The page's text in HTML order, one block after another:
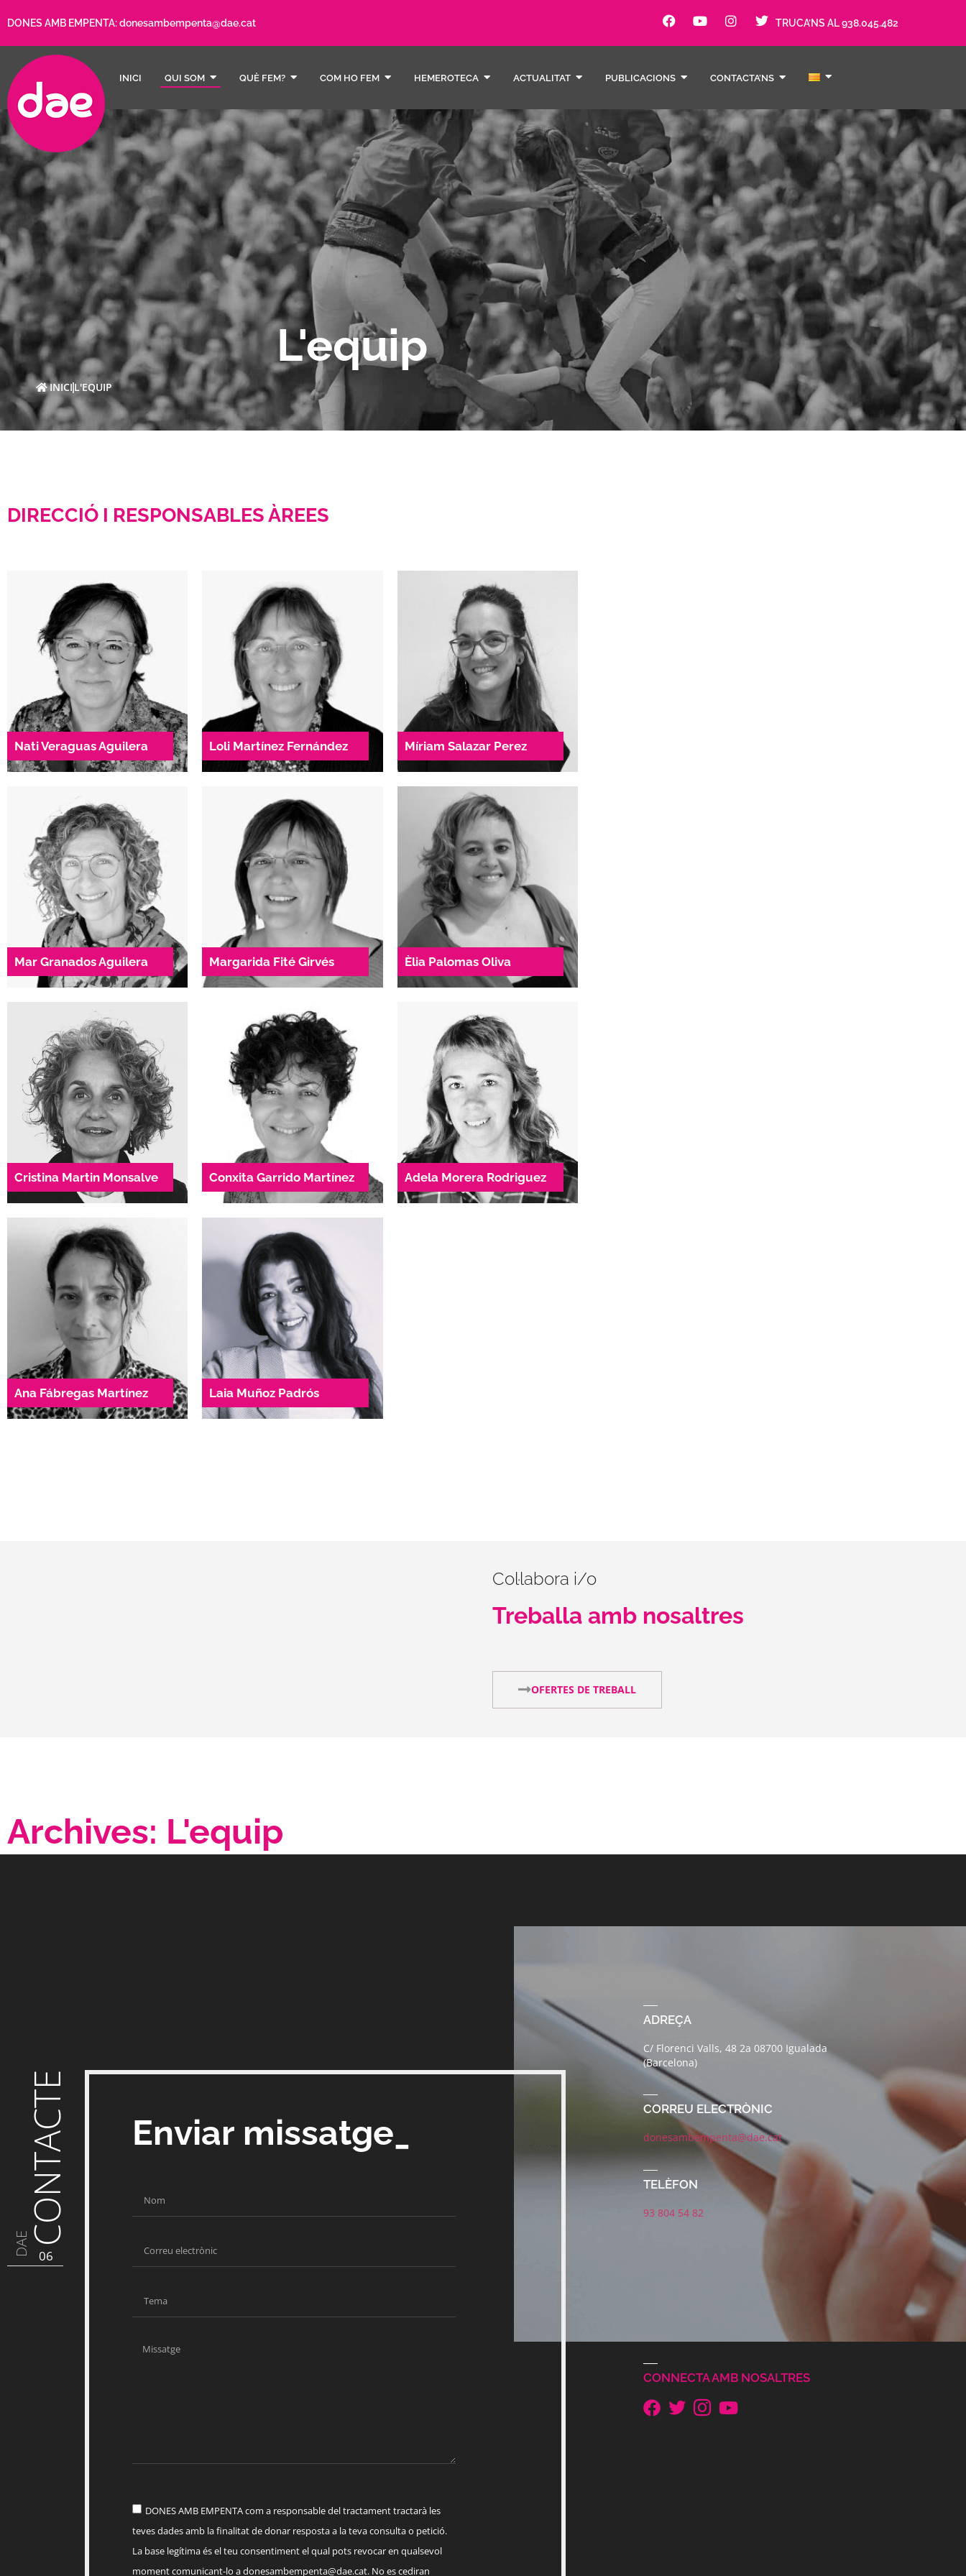
DONES AMB EMPENTA:donesambempenta@dae.cat TRUCA’NS AL 938.045.482
INICI QUI SOM QUÈ FEM? COM HO FEM HEMEROTECA ACTUALITAT PUBLICACIONS CONTACTA’NS
L'equip
INICIL'EQUIP
DIRECCIÓ I RESPONSABLES ÀREES
Nati Veraguas Aguilera
Directora DAE
Junta directiva
Presidenta
nati.veraguas@dae.cat
621 21 86 79
Loli Martínez Fernández
Junta directiva
Secretària
donesambempenta@dae.cat
938 04 54 82
Míriam Salazar Perez
Junta directiva
Tresorera
donesambpenta@dae.cat
938 04 54 82
Mar Granados Aguilera
Comitè de
Direcció
Responsable
Àrea de Salut sexual i
reproductiva
Àrea d'Atenció a les
famílies
mar.granados@dae.cat
938 04 54 82
Margarida Fité Girvés
Comitè de
direcció
Responsable
Àrea de Prevenció i
sensibilització
Àrea de Formació,
assessorament i
consultoria
margarida.fite@dae.cat
658 85 16 76
Èlia Palomas Oliva
Comitè de
direcció
Responsable
Àrea de Relacions laborals
i cures
Àrea d'Acció comunitària
elia.palomas@dae.cat
938 04 54 82
Cristina Martin Monsalve
Responsable
Àrea Econòmica i
administrativa
cristina.martin@dae.cat
938 04 54 82
Conxita Garrido Martínez
Directora SIE
Àrea d'Atenció
Especialitzada en
Violències Masclistes
Àrea de Comunicació
conxita.garrido@dae.cat
938 04 82 65
Adela Morera Rodriguez
Directora SIE
Àrea d’Atenció
Especialitzada en
Violències Masclistes
adela.rodriguez@dae.cat
936 28 98 91
Ana Fábregas Martínez
Directora SIE
Àrea d’Atenció
Especialitzada en
Violències Masclistes
ana.fabregas@dae.cat
931 35 71 72
Laia Muñoz Padrós
Directora SIE
Àrea d’Atenció
Especialitzada en
Violències Masclistes
laia.munoz@dae.cat
936 71 06 39
Col·labora i/o
Treballa amb nosaltres
OFERTES DE TREBALL
Archives: L'equip
DAE CONTACTE
06
Enviar missatge_
DONES AMB EMPENTA com a responsable del tractament tractarà les
teves dades amb la finalitat de donar resposta a la teva consulta o petició.
La base legítima és el teu consentiment el qual pots revocar en qualsevol
moment comunicant-lo adonesambempenta@dae.cat. No es cediran
ADREÇA
C/ Florenci Valls, 48 2a 08700 Igualada
(Barcelona)
CORREU ELECTRÒNIC
donesambempenta@dae.cat
TELÈFON
93 804 54 82
CONNECTA AMB NOSALTRES